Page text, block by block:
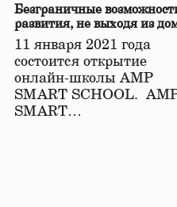
Безграничные
развития, не выходя из
11 января 2021 года
состоится открытие
онлайн-школы АМР
SMART SCHOOL.
SMART…